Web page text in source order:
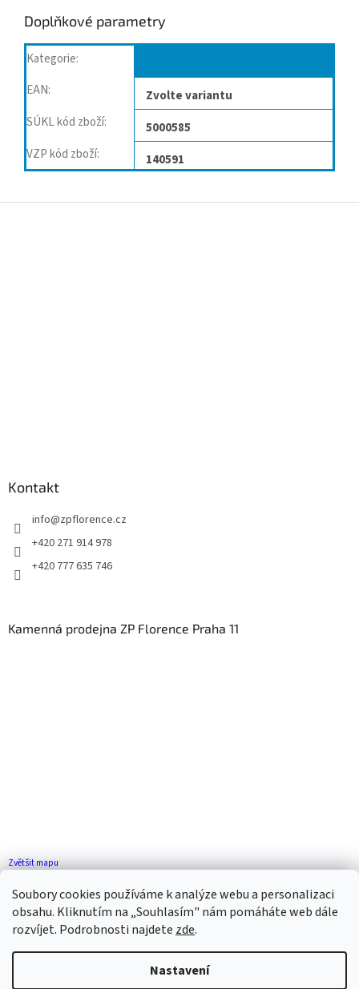
Soubory cookies používáme k analýze webu a personalizaci
obsahu. Kliknutím na „Souhlasím" nám pomáháte web dále
rozvíjet. Podrobnosti najdete zde.
Nastavení
Doplňkové parametry
Kategorie:
EAN:
Zvolte variantu
SÚKL kód zboží:
5000585
VZP kód zboží: 140591
Kontakt
info@zpflorence.cz
+420 271 914 978
+420 777 635 746
Kamenná prodejna ZP Florence Praha 11
Zvětšit mapu
Vytvořil Shoptet